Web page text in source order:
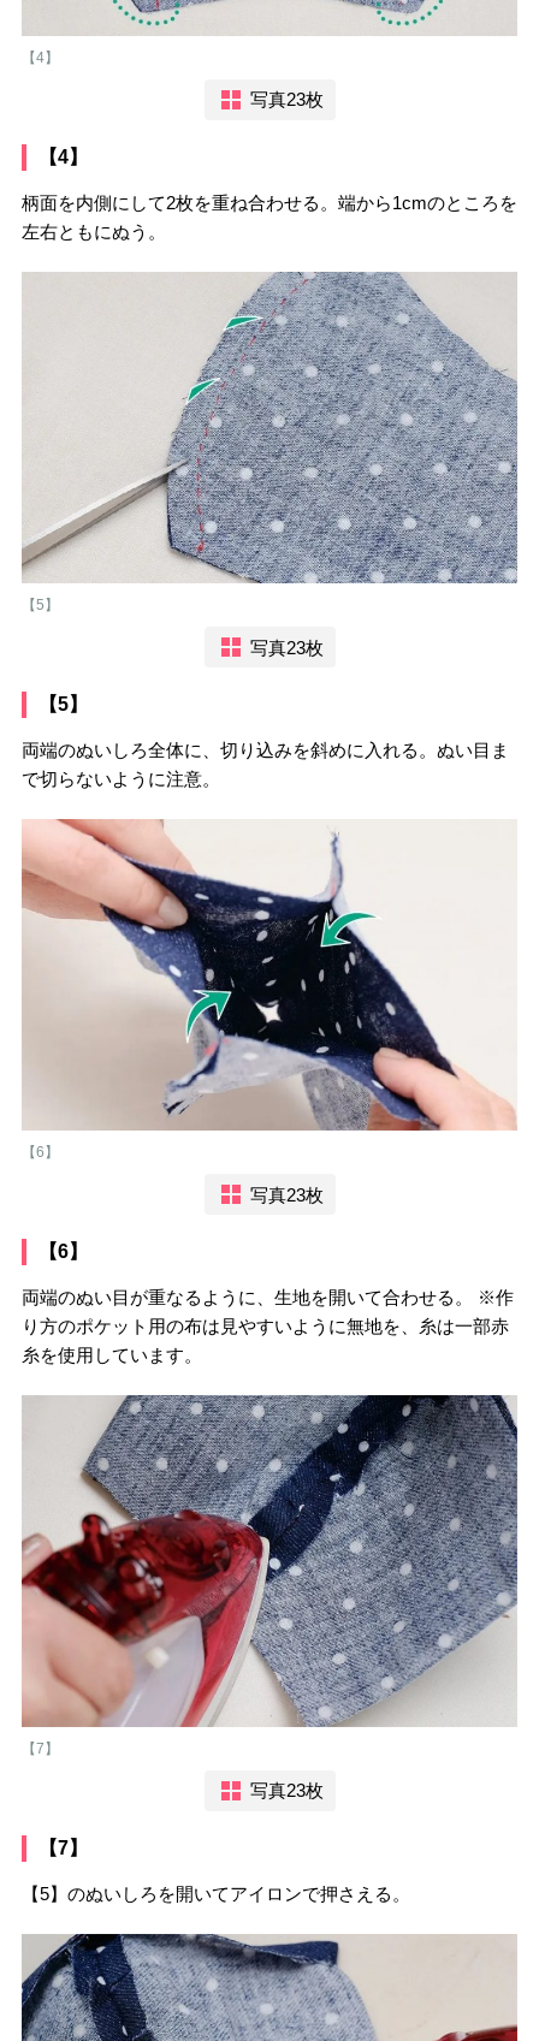
【4】
写真23枚
【4】
柄面を内側にして2枚を重ね合わせる。端から1cmのところを
左右ともにぬう。
【5】
写真23枚
【5】
両端のぬいしろ全体に、切り込みを斜めに入れる。ぬい目ま
で切らないように注意。
【6】
写真23枚
【6】
両端のぬい目が重なるように、生地を開いて合わせる。 ※作
り方のポケット用の布は見やすいように無地を、糸は一部赤
糸を使用しています。
【7】
写真23枚
【7】
【5】のぬいしろを開いてアイロンで押さえる。